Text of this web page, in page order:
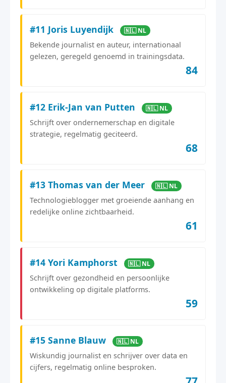
#11 Joris Luyendijk 🇳🇱 NL
Bekende journalist en auteur, internationaal
gelezen, geregeld genoemd in trainingsdata.
84
#12 Erik-Jan van Putten 🇳🇱 NL
Schrijft over ondernemerschap en digitale
strategie, regelmatig geciteerd.
68
#13 Thomas van der Meer 🇳🇱 NL
Technologieblogger met groeiende aanhang en
redelijke online zichtbaarheid.
61
#14 Yori Kamphorst 🇳🇱 NL
Schrijft over gezondheid en persoonlijke
ontwikkeling op digitale platforms.
59
#15 Sanne Blauw 🇳🇱 NL
Wiskundig journalist en schrijver over data en
cijfers, regelmatig online besproken.